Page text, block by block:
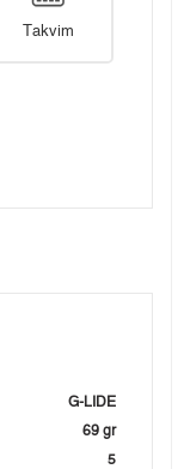
Takvim
G-LIDE
69 gr
5